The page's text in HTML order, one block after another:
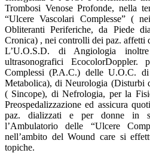
Trombosi Venose Profonde, nella
“Ulcere Vascolari Complesse” (
Obliteranti Periferiche, da Piede
Cronica) , nei controlli dei paz. affetti
L’U.O.S.D. di Angiologia
ultrasonografici EcocolorDoppler.
Complessi (P.A.C.) delle U.O.C.
Metabolica), di Neurologia (Disturbi
( Sincope), di Nefrologia, per la
Preospedalizzazione ed assicura
paz. dializzati e per donne in
l’Ambulatorio delle “Ulcere
nell’ambito del Wound care si
topiche.